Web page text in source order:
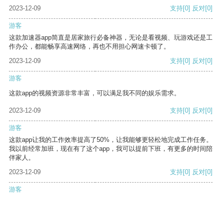
2023-12-09 支持[0] 反对[0]
游客
这款加速器app简直是居家旅行必备神器，无论是看视频、玩游戏还是工
作办公，都能畅享高速网络，再也不用担心网速卡顿了。
2023-12-09
支持[0] 反对[0]
游客
这款app的视频资源非常丰富，可以满足我不同的娱乐需求。
2023-12-09 支持[0] 反对[0]
游客
这款app让我的工作效率提高了50%，让我能够更轻松地完成工作任务。
我以前经常加班，现在有了这个app，我可以提前下班，有更多的时间陪
伴家人。
2023-12-09
支持[0] 反对[0]
游客